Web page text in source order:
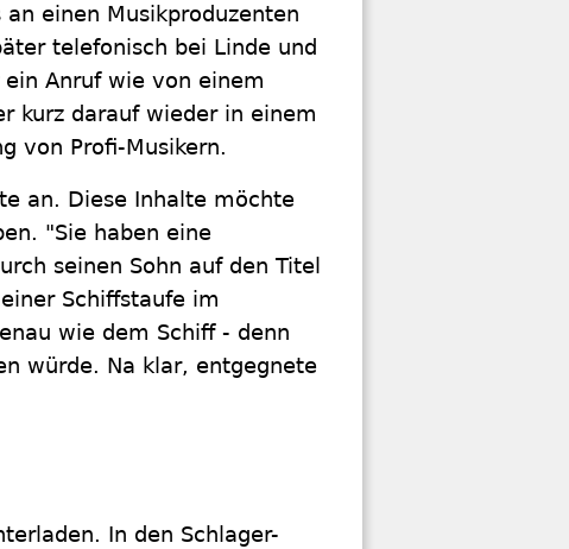
einen Musikproduzenten
telefonisch bei Linde und
Anruf wie von einem
kurz darauf wieder in einem
von Profi-Musikern.
an. Diese Inhalte möchte
"Sie haben eine
seinen Sohn auf den Titel
Schiffstaufe im
wie dem Schiff - denn
würde. Na klar, entgegnete
In den Schlager-